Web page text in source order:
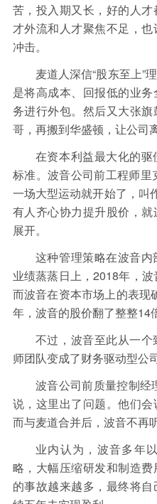
苦，投入期又长，好的人
才外流和人才聚焦不足，
冲击。
麦道人深信“股东至上”
是将高成本、回报低的业
务进行外包。然后又大张
哥，再搬到华盛顿，让公司
在资本利益最大化的
标准。波音公司前工程师里
一场大型运动就开始了，叫
有人齐心协力提升股价，
展开。
这种管理策略在波音
业绩蒸蒸日上，2018年，波
而波音在资本市场上的表现
年，波音的股价翻了整整14
不过，波音至此从一
师团队变成了财务驱动型公司
波音公司前质量控制经
说，这里出了问题。他们会
而与麦道合并后，波音不再
业内认为，波音多年
略，大幅压缩研发和制造
的事故越来越多，最终将